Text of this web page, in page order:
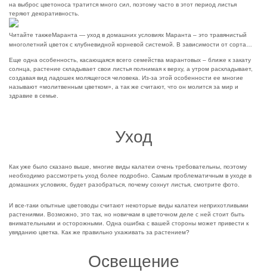
на выброс цветоноса тратится много сил, поэтому часто в этот период листья
теряют декоративность.
Читайте такжеМаранта — уход в домашних условиях Маранта – это травянистый
многолетний цветок с клубневидной корневой системой. В зависимости от сорта…
Еще одна особенность, касающаяся всего семейства марантовых – ближе к закату
солнца, растение складывает свои листья полнимая к верху, а утром раскладывает,
создавая вид ладошек молящегося человека. Из-за этой особенности ее многие
называют «молитвенным цветком», а так же считают, что он молится за мир и
здравие в семье.
Уход
Как уже было сказано выше, многие виды калатеи очень требовательны, поэтому
необходимо рассмотреть уход более подробно. Самым проблематичным в уходе в
домашних условиях, будет разобраться, почему сохнут листья, смотрите фото.
И все-таки опытные цветоводы считают некоторые виды калатеи неприхотливыми
растениями. Возможно, это так, но новичкам в цветочном деле с ней стоит быть
внимательными и осторожными. Одна ошибка с вашей стороны может привести к
увяданию цветка. Как же правильно ухаживать за растением?
Освещение